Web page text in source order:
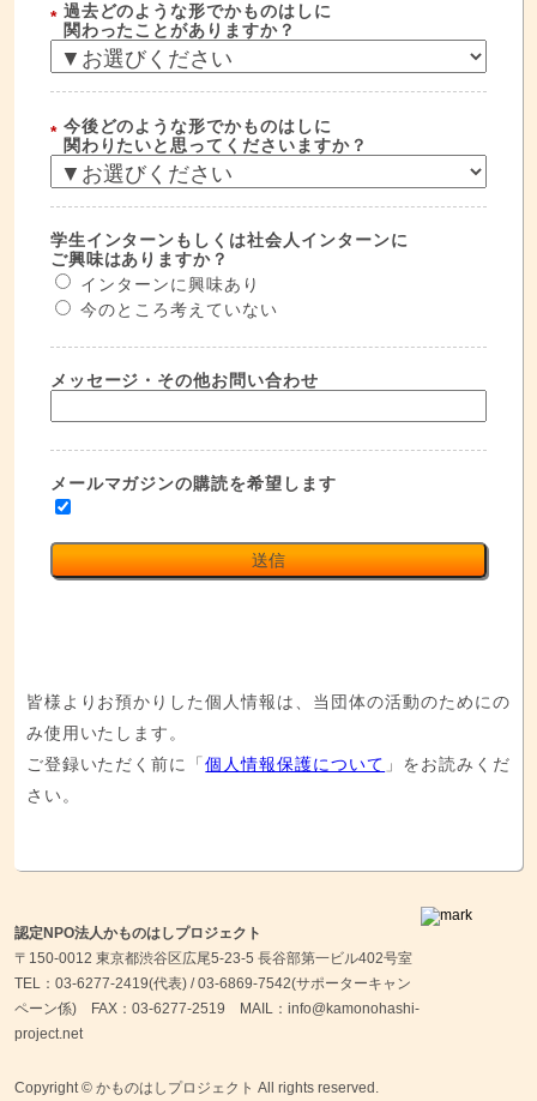
* 過去どのような形でかものはしに
関わったことがありますか？
* 今後どのような形でかものはしに
関わりたいと思ってくださいますか？
学生インターンもしくは社会人インターンに
ご興味はありますか？
インターンに興味あり
今のところ考えていない
メッセージ・その他お問い合わせ
メールマガジンの購読を希望します
送信
皆様よりお預かりした個人情報は、当団体の活動のためにの
み使用いたします。
ご登録いただく前に「個人情報保護について 」をお読みくだ
さい。
認定NPO法人かものはしプロジェクト
〒150-0012 東京都渋谷区広尾5-23-5 長谷部第一ビル402号室
TEL：03-6277-2419(代表) / 03-6869-7542(サポーターキャン
ペーン係) FAX：03-6277-2519 MAIL： info@kamonohashi-
project.net
Copyright © かものはしプロジェクト All rights reserved.